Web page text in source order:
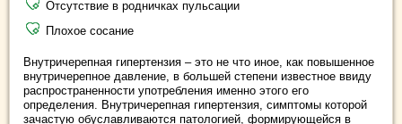
Отсутствие в родничках пульсации
Плохое сосание
Внутричерепная гипертензия – это не что иное, как повышенное
внутричерепное давление, в большей степени известное ввиду
распространенности употребления именно этого его
определения. Внутричерепная гипертензия, симптомы которой
зачастую обуславливаются патологией, формирующейся в